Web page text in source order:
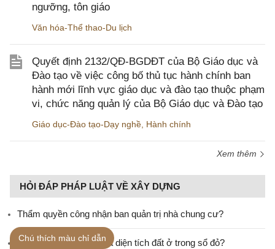
ngưỡng, tôn giáo
Văn hóa-Thể thao-Du lịch
Quyết định 2132/QĐ-BGDĐT của Bộ Giáo dục và
Đào tạo về việc công bố thủ tục hành chính ban
hành mới lĩnh vực giáo dục và đào tạo thuộc phạm
vi, chức năng quản lý của Bộ Giáo dục và Đào tạo
Giáo dục-Đào tạo-Dạy nghề Hành chính
Xem thêm
HỎI ĐÁP PHÁP LUẬT VỀ XÂY DỰNG
Thẩm quyền công nhận ban quản trị nhà chung cư?
Xây dựng nhà vượt quá diện tích đất ở trong sổ đỏ?
Chú thích màu chỉ dẫn